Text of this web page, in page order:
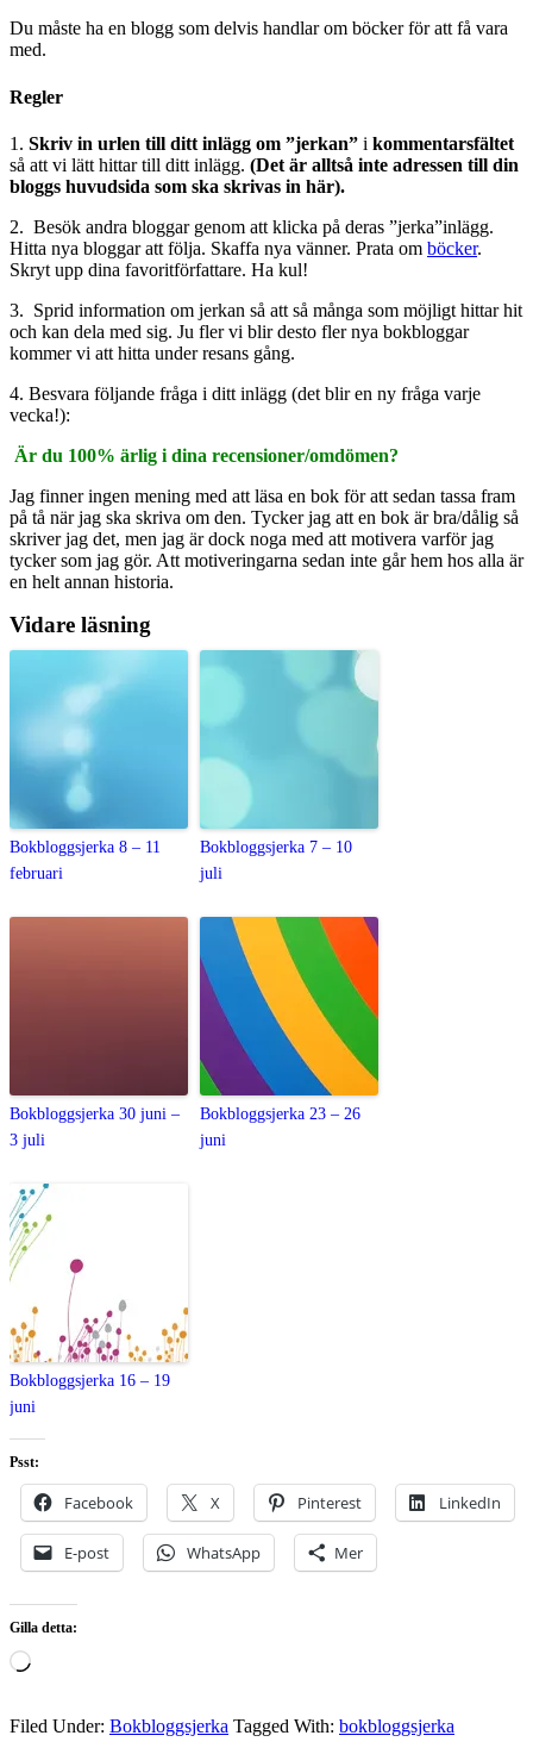
Du måste ha en blogg som delvis handlar om böcker för att få vara
med.
Regler
1. Skriv in urlen till ditt inlägg om ”jerkan” i kommentarsfältet
så att vi lätt hittar till ditt inlägg. (Det är alltså inte adressen till din
bloggs huvudsida som ska skrivas in här).
2. Besök andra bloggar genom att klicka på deras ”jerka”inlägg.
Hitta nya bloggar att följa. Skaffa nya vänner. Prata om böcker.
Skryt upp dina favoritförfattare. Ha kul!
3. Sprid information om jerkan så att så många som möjligt hittar hit
och kan dela med sig. Ju fler vi blir desto fler nya bokbloggar
kommer vi att hitta under resans gång.
4. Besvara följande fråga i ditt inlägg (det blir en ny fråga varje
vecka!):
Är du 100% ärlig i dina recensioner/omdömen?
Jag finner ingen mening med att läsa en bok för att sedan tassa fram
på tå när jag ska skriva om den. Tycker jag att en bok är bra/dålig så
skriver jag det, men jag är dock noga med att motivera varför jag
tycker som jag gör. Att motiveringarna sedan inte går hem hos alla är
en helt annan historia.
Vidare läsning
Bokbloggsjerka 8 – 11
februari
Bokbloggsjerka 7 – 10
juli
Bokbloggsjerka 30 juni –
3 juli
Bokbloggsjerka 23 – 26
juni
Bokbloggsjerka 16 – 19
juni
Psst:
Facebook X Pinterest LinkedIn
E-post WhatsApp Mer
Gilla detta:
Laddar
Filed Under: Bokbloggsjerka Tagged With: bokbloggsjerka